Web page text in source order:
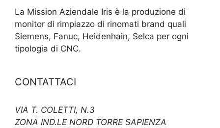
La Mission Aziendale Iris è la produzione di
monitor di rimpiazzo di rinomati brand quali
Siemens, Fanuc, Heidenhain, Selca per ogni
tipologia di CNC.
CONTATTACI
VIA T. COLETTI, N.3
ZONA IND.LE NORD TORRE SAPIENZA